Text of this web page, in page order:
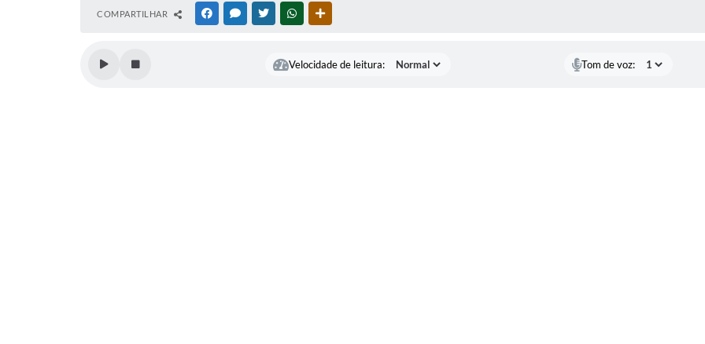
COMPARTILHAR FACEBOOKMESSENGER
TWITTERWHATSAPP
Velocidade de leitura: Tom de voz: